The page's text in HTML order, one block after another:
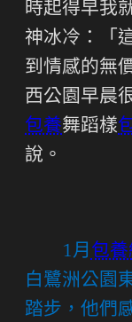
時起得早我
神冰冷：「
到情感的無
西公園早晨
包養舞蹈樣
說。
1月 包養
白鷺洲公園
踏步，他們